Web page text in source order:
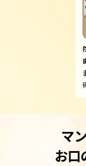
マ
お口